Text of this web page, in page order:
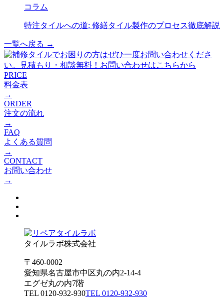
コラム
特注タイルへの道: 修繕タイル製作のプロセス徹底解説
一覧へ戻る →
PRICE
料金表
→
ORDER
注文の流れ
→
FAQ
よくある質問
→
CONTACT
お問い合わせ
→
タイルラボ株式会社
〒460-0002
愛知県名古屋市中区丸の内2-14-4
エグゼ丸の内7階
TEL 0120-932-930TEL 0120-932-930